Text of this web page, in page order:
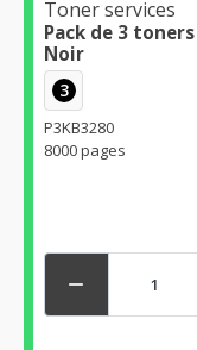
Toner services
Pack de 3
Noir
3
P3KB3280
8000 pages
